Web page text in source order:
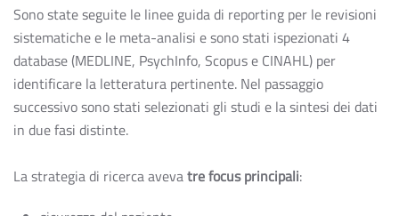
Sono state seguite le linee guida di reporting per le revisioni
sistematiche e le meta-analisi e sono stati ispezionati 4
database (MEDLINE, PsychInfo, Scopus e CINAHL) per
identificare la letteratura pertinente. Nel passaggio
successivo sono stati selezionati gli studi e la sintesi dei dati
in due fasi distinte.
La strategia di ricerca avevatre focus principali: